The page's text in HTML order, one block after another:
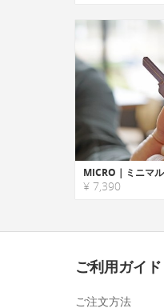
¥ 7,390
ご利用ガイド
ご注文方法